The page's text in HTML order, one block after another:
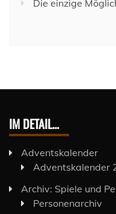
Die einzige
IM DETAIL…
Adventskalender
Adventskalender
Archiv: Spiele und
Personenarchiv